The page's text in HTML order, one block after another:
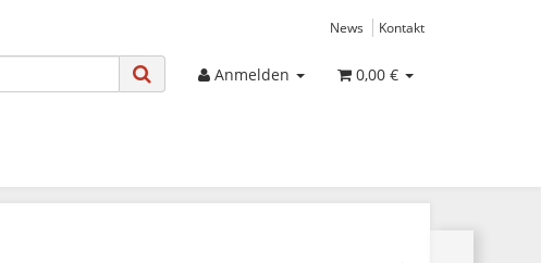
News Kontakt
Anmelden 0,00 €